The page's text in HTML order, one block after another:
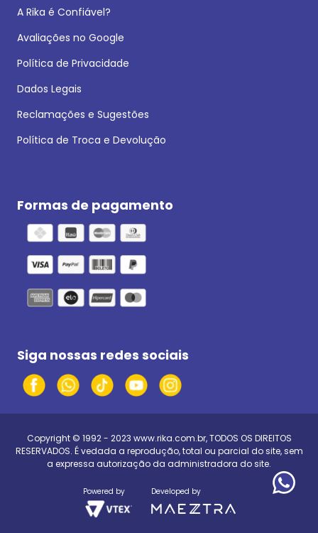
A Rika é Confiável?
Avaliações no Google
Política de Privacidade
Dados Legais
Reclamações e Sugestões
Política de Troca e Devolução
Formas de pagamento
Siga nossas redes sociais
Copyright © 1992 - 2023 www.rika.com.br, TODOS OS DIREITOS
RESERVADOS. É vedada a reprodução, total ou parcial do site, sem
a expressa autorização da administradora do site.
Powered by Developed by